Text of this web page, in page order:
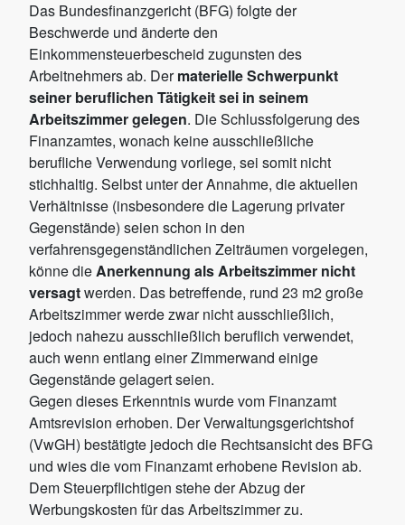
Das Bundesfinanzgericht (BFG) folgte der
Beschwerde und änderte den
Einkommensteuerbescheid zugunsten des
Arbeitnehmers ab. Dermaterielle Schwerpunkt
seiner beruflichen Tätigkeit sei in seinem
Arbeitszimmergelegen. Die Schlussfolgerung des
Finanzamtes, wonach keine ausschließliche
berufliche Verwendung vorliege, sei somit nicht
stichhaltig. Selbst unter der Annahme, die aktuellen
Verhältnisse (insbesondere die Lagerung privater
Gegenstände) seien schon in den
verfahrensgegenständlichen Zeiträumen vorgelegen,
könne die Anerkennung als Arbeitszimmer nicht
versagtwerden. Das betreffende, rund 23 m2 große
Arbeitszimmer werde zwar nicht ausschließlich,
jedoch nahezu ausschließlich beruflich verwendet,
auch wenn entlang einer Zimmerwand einige
Gegenstände gelagert seien.
Gegen dieses Erkenntnis wurde vom Finanzamt
Amtsrevision erhoben. Der Verwaltungsgerichtshof
(VwGH) bestätigte jedoch die Rechtsansicht des BFG
und wies die vom Finanzamt erhobene Revision ab.
Dem Steuerpflichtigen stehe der Abzug der
Werbungskosten für das Arbeitszimmer zu.